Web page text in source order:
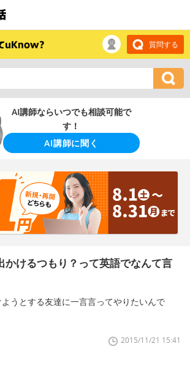
質問する
AI講師ならいつでも相談可能で
す！
AI講師に聞く
かけるつもり？って英語でなんて言
うとする友達に一言言ってやりたいんで
2015/11/21 15:41